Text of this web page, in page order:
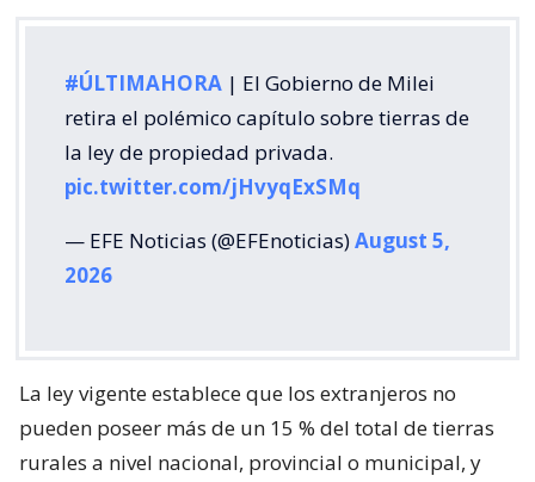
#ÚLTIMAHORA | El Gobierno de Milei
retira el polémico capítulo sobre tierras de
la ley de propiedad privada.
pic.twitter.com/jHvyqExSMq
— EFE Noticias (@EFEnoticias)August 5,
2026
La ley vigente establece que los extranjeros no
pueden poseer más de un 15 % del total de tierras
rurales a nivel nacional, provincial o municipal, y